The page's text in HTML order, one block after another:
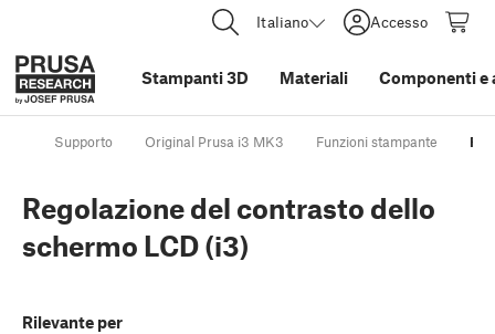
Italiano Accesso
Stampanti 3D Materiali Componenti e
Supporto Original Prusa i3 MK3 Funzioni stampante
Regolazione del contrasto dello
schermo LCD (i3)
Rilevante per